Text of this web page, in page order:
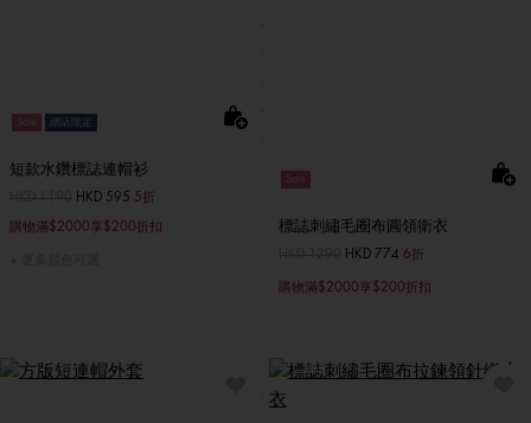
Sale 網店限定
短款水鑽標誌連帽衫
至HKD 595 5折
購物滿$2000享$200折扣
Sale
標誌刺繡毛圈布圓領衛衣
至HKD 774 6折
購物滿$2000享$200折扣